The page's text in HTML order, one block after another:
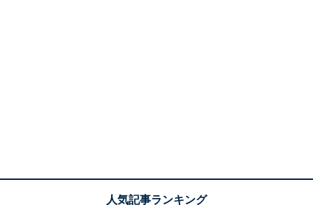
1位は、箕面（みのお）市に位置する「箕面温泉」。JR